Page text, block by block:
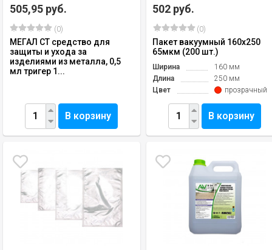
505,95 руб.
(0)
МЕГАЛ СТ средство для
защиты и ухода за
изделиями из металла, 0,5
мл тригер 1...
В корзину
502 руб.
(0)
Пакет вакуумный 160х250
65мкм (200 шт.)
Ширина
160 мм
Длина
250 мм
Цвет
прозрачный
В корзину